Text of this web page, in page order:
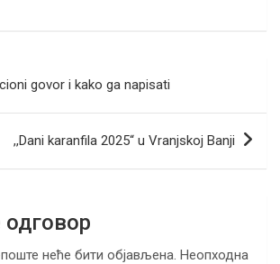
ail er ke
n
at
A
p
p
e
a
m
ar
govor i kako ga napisati
,,Dani karanfila 2025“ u Vranjskoj Banji
одговор
неће бити објављена. Неопходна